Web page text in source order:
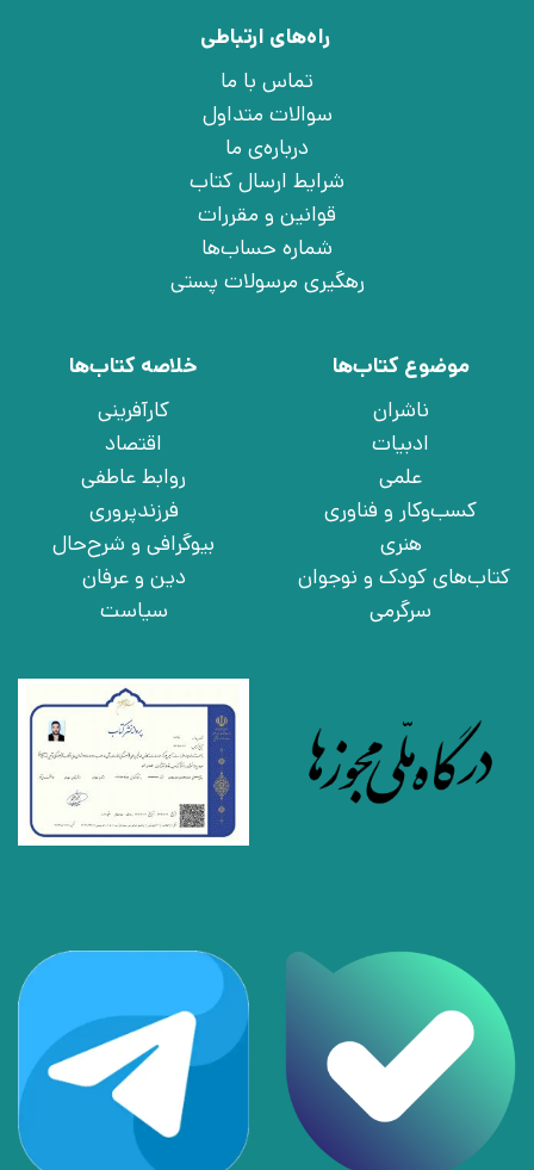
راه‌های ارتباطی
تماس با ما
سوالات متداول
درباره‌ی ما
شرایط ارسال کتاب
قوانین و مقررات
شماره حساب‌ها
رهگیری مرسولات پستی
موضوع کتاب‌ها
ناشران
ادبیات
علمی
کسب‌وکار و فناوری
هنری
کتاب‌های کودک و نوجوان
سرگرمی
خلاصه کتاب‌ها
کارآفرینی
اقتصاد
روابط عاطفی
فرزندپروری
بیوگرافی و شرح‌حال
دین و عرفان
سیاست